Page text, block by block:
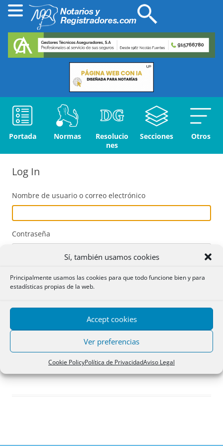
Sí, también usamos cookies
Principalmente usamos las cookies para que todo funcione bien y para
estadísticas propias de la web.
Accept cookies
Ver preferencias
Cookie PolicyPolítica de PrivacidadAviso Legal
Portada Normas
Resolucio
nes
Secciones Otros
Log In
Nombre de usuario o correo electrónico
Contraseña
Acceder
Registro
¿Has olvidado tu contraseña?